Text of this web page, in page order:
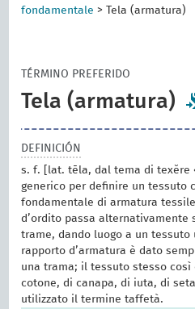
fondamentale > Tela (armatura)
TÉRMINO PREFERIDO
Tela (armatura)
DEFINICIÓN
s. f. [lat. tēla, dal tema di texĕre
generico per definire un tessuto
fondamentale di armatura
d’ordito passa alternativamente
trame, dando luogo a un
rapporto d’armatura è dato
una trama; il tessuto stesso
cotone, di canapa, di iuta, di
utilizzato il termine taffetà.